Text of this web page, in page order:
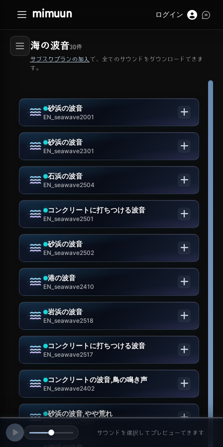
海の波音30件
サブスクプランの加入 で、全てのサウンドをダウンロードできま
す。
砂浜の波音
EN_seawave2001
砂浜の波音
EN_seawave2301
石浜の波音
EN_seawave2504
コンクリートに打ちつける波音
EN_seawave2501
砂浜の波音
EN_seawave2502
港の波音
EN_seawave2410
岩浜の波音
EN_seawave2518
コンクリートに打ちつける波音
EN_seawave2517
コンクリートの波音,鳥の鳴き声
EN_seawave2402
砂浜の波音,やや荒れ
サウンドを選択してプレビューできます
mimuun ログイン